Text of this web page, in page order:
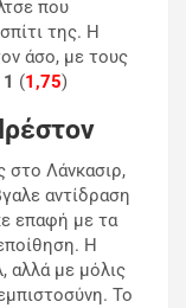
που
της. Η
άσο, με τους
1 (1,75)
στο Λάνκασιρ,
αντίδραση
επαφή με τα
Η
αλλά με μόλις
Το